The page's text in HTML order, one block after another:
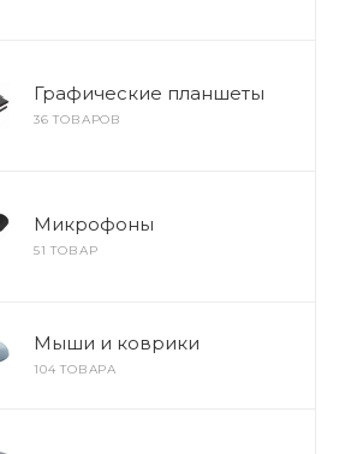
Графические планшеты
36 ТОВАРОВ
Микрофоны
51 ТОВАР
Мыши и коврики
104 ТОВАРА